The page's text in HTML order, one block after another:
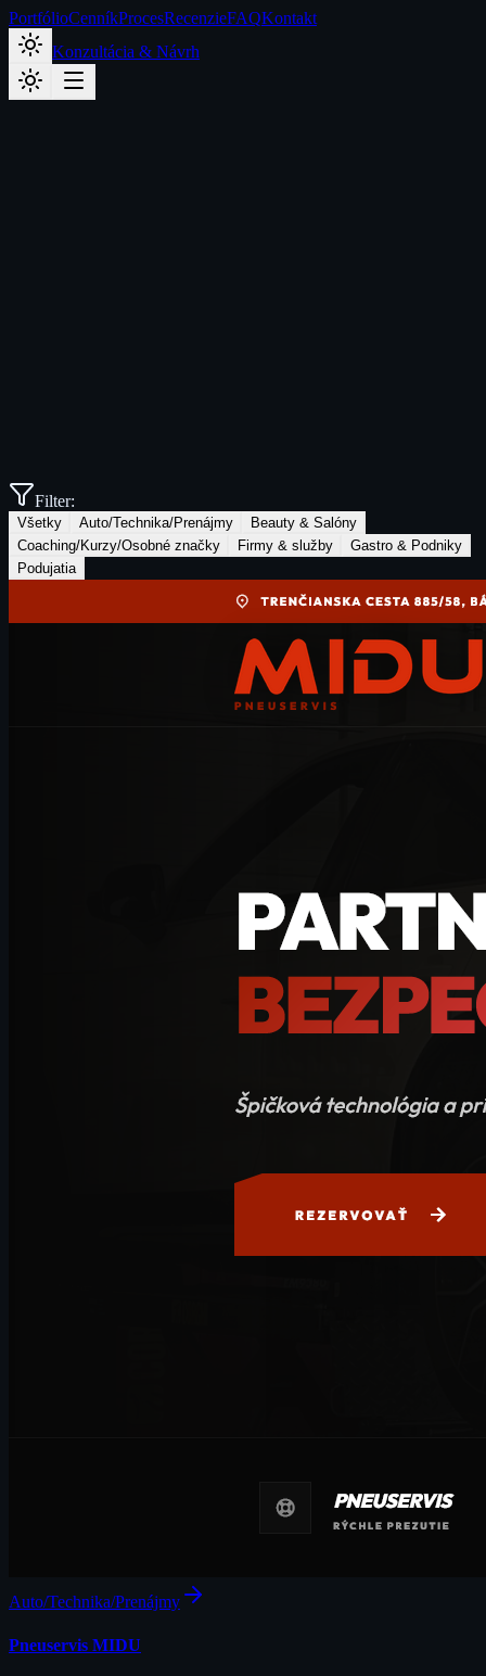
PortfólioCenníkProcesRecenzieFAQKontakt
Konzultácia & Návrh
Spokojnosť
Filter:
Všetky Auto/Technika/Prenájmy
Beauty & Salóny
Coaching/Kurzy/Osobné značky
Firmy & služby
Gastro & Podniky
Podujatia
Auto/Technika/Prenájmy
Pneuservis MIDU